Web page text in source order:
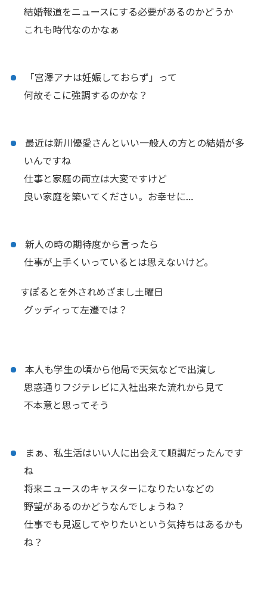
結婚報道をニュースにする必要があるのかどうか
これも時代なのかなぁ
「宮澤アナは妊娠しておらず」って
何故そこに強調するのかな？
最近は新川優愛さんといい一般人の方との結婚が多
いんですね
仕事と家庭の両立は大変ですけど
良い家庭を築いてください。お幸せに…
新人の時の期待度から言ったら
仕事が上手くいっているとは思えないけど。
すぽるとを外されめざまし土曜日
グッディって左遷では？
本人も学生の頃から他局で天気などで出演し
思惑通りフジテレビに入社出来た流れから見て
不本意と思ってそう
まぁ、私生活はいい人に出会えて順調だったんです
ね
将来ニュースのキャスターになりたいなどの
野望があるのかどうなんでしょうね？
仕事でも見返してやりたいという気持ちはあるかも
ね？